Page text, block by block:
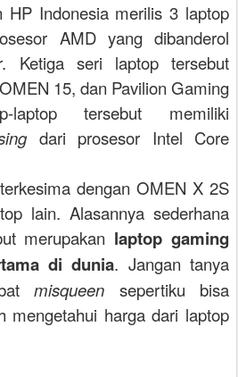
HP Indonesia merilis 3 laptop
AMD yang dibanderol
Ketiga seri laptop tersebut
15, dan Pavilion Gaming
laptop tersebut memiliki
dari prosesor Intel Core
dengan OMEN X 2S
lain. Alasannya sederhana
merupakan laptop gaming
di dunia. Jangan tanya
misqueen sepertiku bisa
mengetahui harga dari laptop